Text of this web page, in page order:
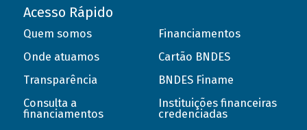
Acesso Rápido
Quem somos
Onde atuamos
Transparência
Consulta a
financiamentos
Financiamentos
Cartão BNDES
BNDES Finame
Instituições financeiras
credenciadas